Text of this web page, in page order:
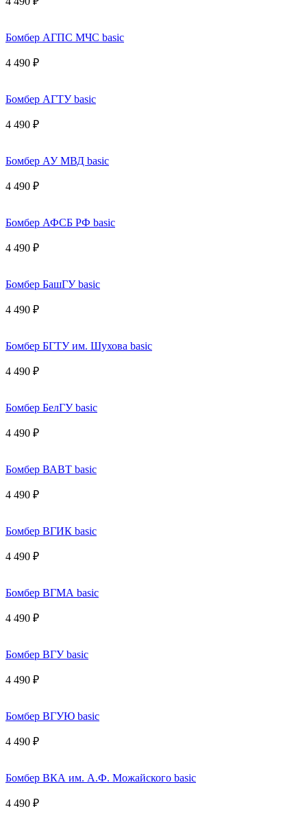
Бомбер АГПС МЧС basic
4 490 ₽
Бомбер АГТУ basic
4 490 ₽
Бомбер АУ МВД basic
4 490 ₽
Бомбер АФСБ РФ basic
4 490 ₽
Бомбер БашГУ basic
4 490 ₽
Бомбер БГТУ им. Шухова basic
4 490 ₽
Бомбер БелГУ basic
4 490 ₽
Бомбер ВАВТ basic
4 490 ₽
Бомбер ВГИК basic
4 490 ₽
Бомбер ВГМА basic
4 490 ₽
Бомбер ВГУ basic
4 490 ₽
Бомбер ВГУЮ basic
4 490 ₽
Бомбер ВКА им. А.Ф. Можайского basic
4 490 ₽